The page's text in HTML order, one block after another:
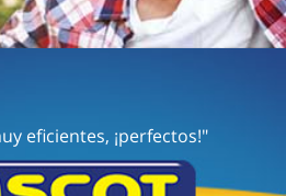
eficientes, ¡perfectos!"